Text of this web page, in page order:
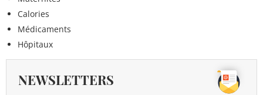
Calories
Médicaments
Hôpitaux
NEWSLETTERS